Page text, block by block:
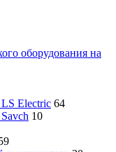
оборудования на
LS Electric 64
10